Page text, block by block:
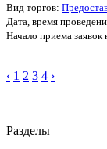
Вид торгов:
Дата, время
Начало приема заявок
‹ 1 2 3 4 ›
Разделы